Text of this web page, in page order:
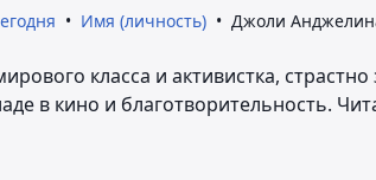
Имя (личность) Джоли
класса и активистка,
в кино и благотворительность.